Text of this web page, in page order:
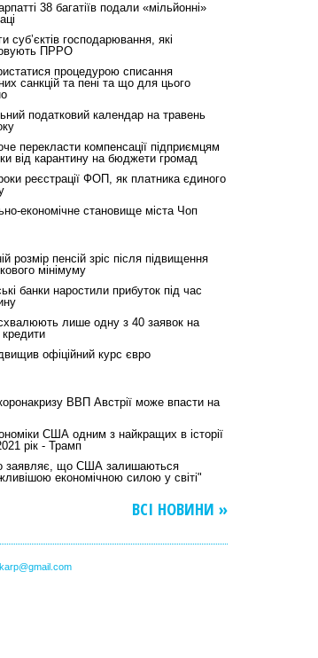
38 багатіїв подали «мільйонні»
суб’єктів господарювання, які
ПРРО
процедурою списання
санкцій та пені та що для цього
податковий календар на травень
перекласти компенсації підприємцям
від карантину на бюджети громад
реєстрації ФОП, як платника єдиного
економічне становище міста Чоп
розмір пенсій зріс після підвищення
мінімуму
банки наростили прибуток під час
лише одну з 40 заявок на
офіційний курс євро
ВВП Австрії може впасти на
США одним з найкращих в історії
рік - Трамп
заявляє, що США залишаються
економічною силою у світі"
ВСІ НОВИНИ »